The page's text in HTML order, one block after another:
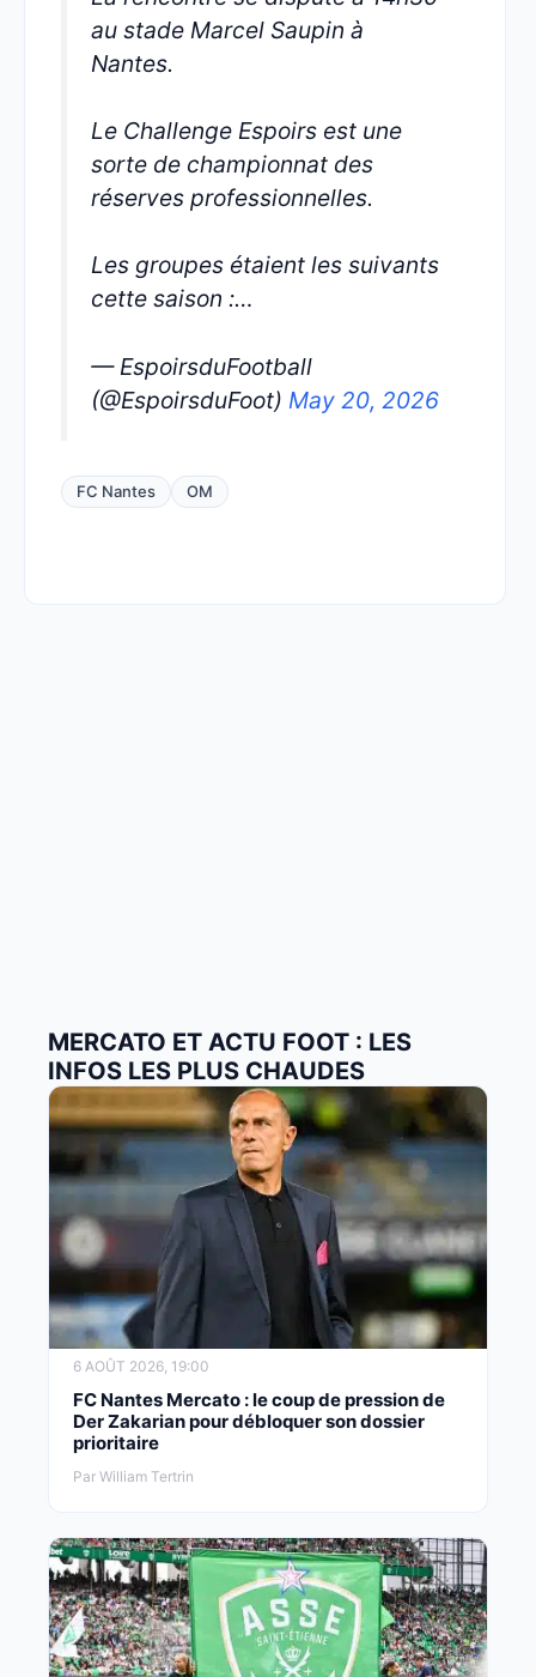
au stade Marcel Saupin à
Nantes.
Le Challenge Espoirs est une
sorte de championnat des
réserves professionnelles.
Les groupes étaient les suivants
cette saison :…
— EspoirsduFootball
(@EspoirsduFoot) May 20, 2026
FC Nantes OM
MERCATO ET ACTU FOOT : LES
INFOS LES PLUS CHAUDES
6 AOÛT 2026, 19:00
FC Nantes Mercato : le coup de pression de
Der Zakarian pour débloquer son dossier
prioritaire
Par William Tertrin